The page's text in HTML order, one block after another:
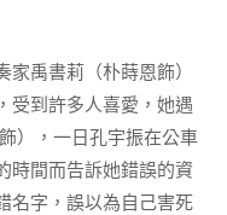
禹書莉（朴蒔恩飾）
受到許多人喜愛，她遇
），一日孔宇振在公車
時間而告訴她錯誤的資
名字，誤以為自己害死